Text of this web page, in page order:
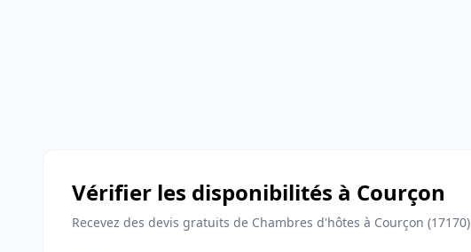
Vérifier les disponibilités à Courçon
Recevez des devis gratuits de Chambres d'hôtes à Courçon (17170)